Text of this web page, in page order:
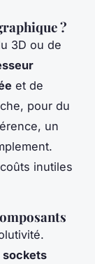
?
3D ou de
et de
pour du
un
inutiles
sockets